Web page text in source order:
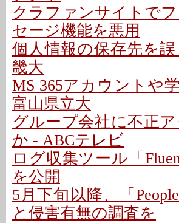
クラファンサイトで
セージ機能を悪用
個人情報の保存先を
畿大
MS 365アカウントや
富山県立大
グループ会社に不正
か - ABCテレビ
ログ収集ツール「
を公開
5月下旬以降、「
と侵害有無の調査を